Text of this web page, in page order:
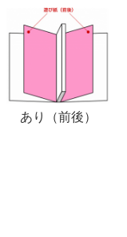
あり（前後）